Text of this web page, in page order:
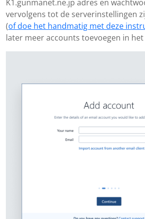
K1.gunmanet.ne.jp adres en
vervolgens tot de serverinstellingen
(of doe het handmatig met deze
later meer accounts toevoegen in